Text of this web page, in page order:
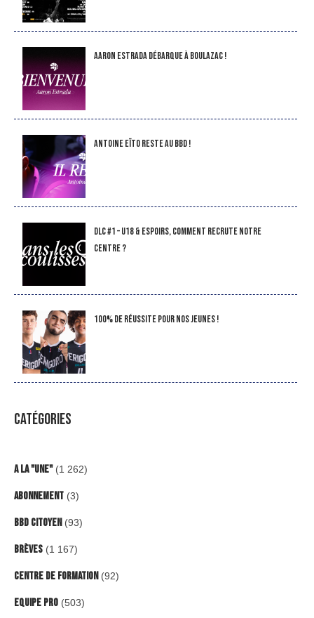
Aaron Estrada débarque à Boulazac !
Antoine Eïto reste au BBD !
DLC #1 – U18 & Espoirs, comment recrute notre
Centre ?
100% de réussite pour nos jeunes !
CATÉGORIES
A la "Une"(1 262)
Abonnement (3)
BBD Citoyen (93)
Brèves (1 167)
Centre de formation (92)
Equipe Pro (503)